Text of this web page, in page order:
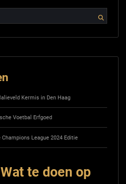
Kermis in Den Haag
Voetbal Erfgoed
League 2024 Editie
te doen op